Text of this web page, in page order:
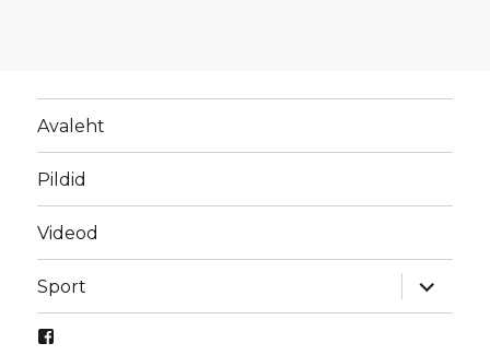
Avaleht
Pildid
Videod
Sport
laienda